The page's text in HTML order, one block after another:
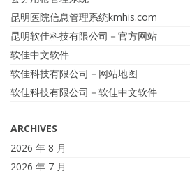
昆明医院信息管理系统kmhis.com
昆明软佳科技有限公司－官方网站
软佳中文软件
软佳科技有限公司－网站地图
软佳科技有限公司－软佳中文软件
ARCHIVES
2026 年 8 月
2026 年 7 月